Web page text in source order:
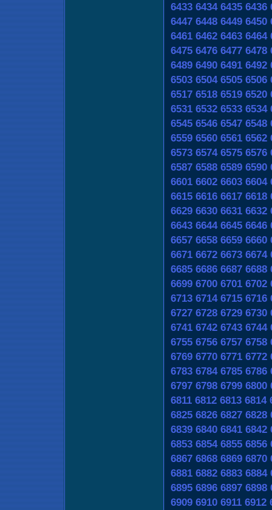
6433 6434 6435 6436
6447 6448 6449 6450
6461 6462 6463 6464
6475 6476 6477 6478
6489 6490 6491 6492
6503 6504 6505 6506
6517 6518 6519 6520
6531 6532 6533 6534
6545 6546 6547 6548
6559 6560 6561 6562
6573 6574 6575 6576
6587 6588 6589 6590
6601 6602 6603 6604
6615 6616 6617 6618
6629 6630 6631 6632
6643 6644 6645 6646
6657 6658 6659 6660
6671 6672 6673 6674
6685 6686 6687 6688
6699 6700 6701 6702
6713 6714 6715 6716
6727 6728 6729 6730
6741 6742 6743 6744
6755 6756 6757 6758
6769 6770 6771 6772
6783 6784 6785 6786
6797 6798 6799 6800
6811 6812 6813 6814
6825 6826 6827 6828
6839 6840 6841 6842
6853 6854 6855 6856
6867 6868 6869 6870
6881 6882 6883 6884
6895 6896 6897 6898
6909 6910 6911 6912